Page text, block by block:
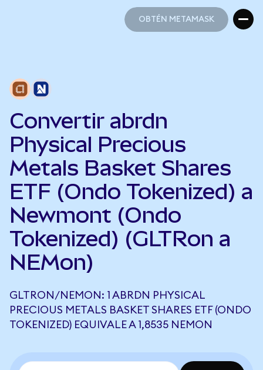
OBTÉN METAMASK
Convertir abrdn
Physical Precious
Metals Basket Shares
ETF (Ondo Tokenized) a
Newmont (Ondo
Tokenized) (GLTRon a
NEMon)
GLTRON/NEMON: 1 ABRDN PHYSICAL
PRECIOUS METALS BASKET SHARES ETF (ONDO
TOKENIZED) EQUIVALE A 1,8535 NEMON